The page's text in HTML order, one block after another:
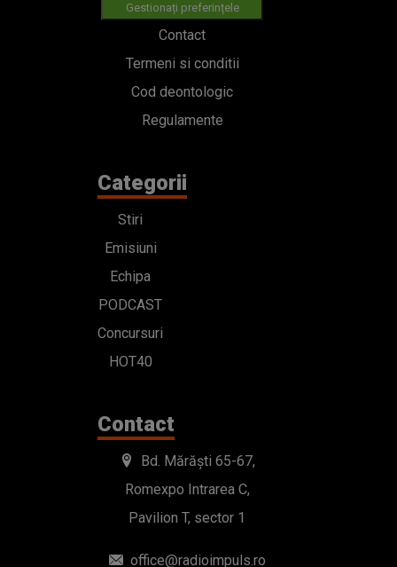
Gestionați preferințele
Contact
Termeni si conditii
Cod deontologic
Regulamente
Categorii
Stiri
Emisiuni
Echipa
PODCAST
Concursuri
HOT40
Contact
Bd. Mărăști 65-67,
Romexpo Intrarea C,
Pavilion T, sector 1
office@radioimpuls.ro